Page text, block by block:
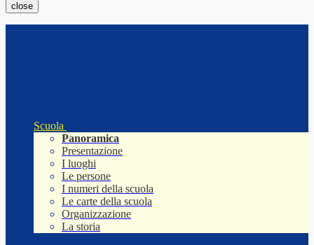
close
Scuola
Panoramica
Presentazione
I luoghi
Le persone
I numeri della scuola
Le carte della scuola
Organizzazione
La storia